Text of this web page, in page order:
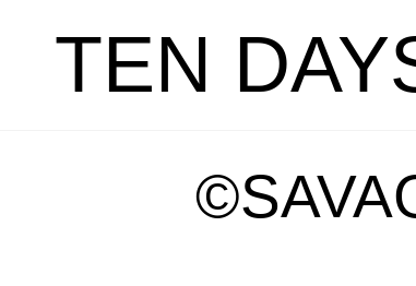
TEN